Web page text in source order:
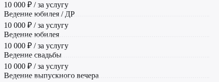
10 000 ₽ / за услугу
Ведение юбилея / ДР
10 000 ₽ / за услугу
Ведение юбилея
10 000 ₽ / за услугу
Ведение свадьбы
10 000 ₽ / за услугу
Ведение выпускного вечера